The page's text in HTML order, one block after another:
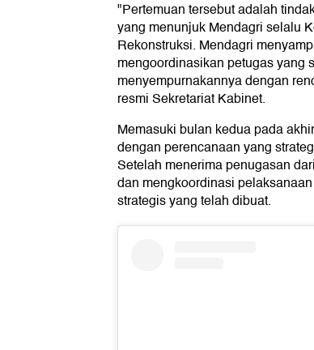
"Pertemuan tersebut adalah
yang menunjuk Mendagri selalu
Rekonstruksi. Mendagri
mengoordinasikan petugas yang
menyempurnakannya dengan
resmi Sekretariat Kabinet.
Memasuki bulan kedua pada
dengan perencanaan yang
Setelah menerima penugasan
dan mengkoordinasi
strategis yang telah dibuat.